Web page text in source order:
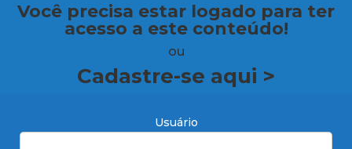
Você precisa estar logado para ter
acesso a este conteúdo!
ou
Cadastre-se aqui >
Usuário